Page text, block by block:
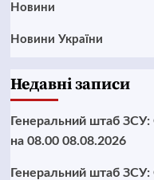
Новини
Новини України
Недавні записи
Генеральний штаб ЗСУ:
на 08.00 08.08.2026
Генеральний штаб ЗСУ: